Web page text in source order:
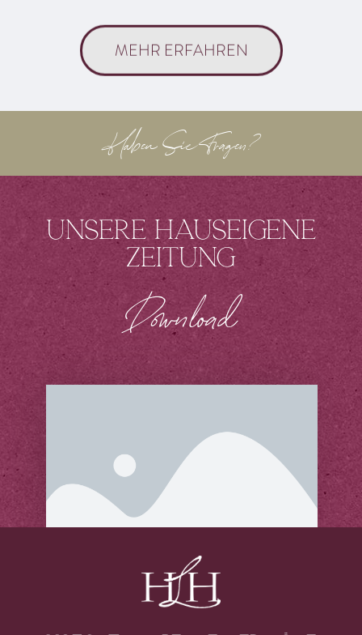
MEHR ERFAHREN
Haben Sie Fragen?
Unsere hauseigene
Zeitung
Download